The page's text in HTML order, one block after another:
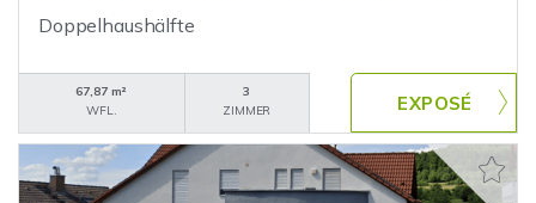
Doppelhaushälfte
67,87 m²
WFL.
3
ZIMMER